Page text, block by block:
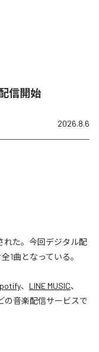
信開始
2026.8.6
れた。今回デジタル配
1曲となっている。
、 LINE MUSIC、
の音楽配信サービスで